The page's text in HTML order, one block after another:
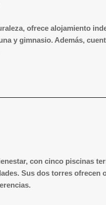
ofrece alojamiento
y gimnasio. Además,
con cinco piscinas
Sus dos torres ofrecen